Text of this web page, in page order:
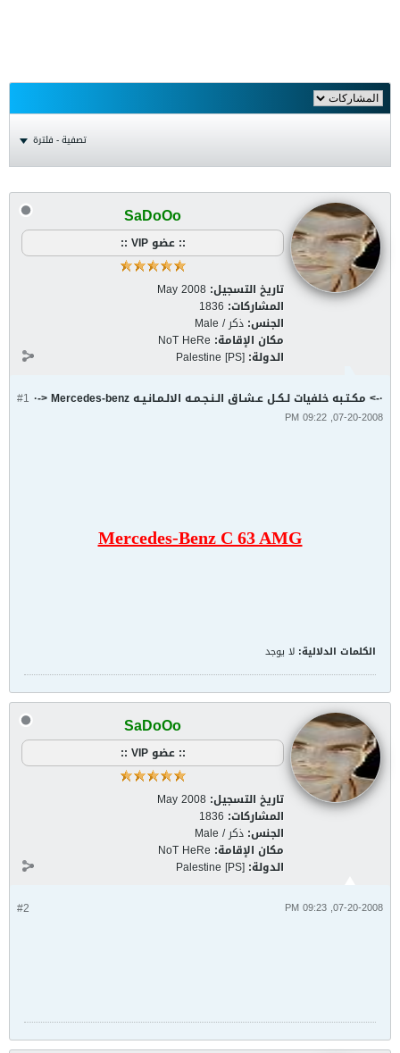
تصفية - فلترة
SaDoOo
:: عضو VIP ::
تاريخ التسجيل: May 2008
المشاركات: 1836
الجنس: ذكر / Male
مكان الإقامة: NoT HeRe
الدولة: Palestine [PS]
#1 ·-> مكـتـبه خلفيات لـكـل عـشـاق الـنـجـمـه الالـمـانـيـه Mercedes-benz <-·
07-20-2008, 09:22 PM
Mercedes-Benz C 63 AMG
الكلمات الدلالية: لا يوجد
SaDoOo
:: عضو VIP ::
تاريخ التسجيل: May 2008
المشاركات: 1836
الجنس: ذكر / Male
مكان الإقامة: NoT HeRe
الدولة: Palestine [PS]
#2 07-20-2008, 09:23 PM